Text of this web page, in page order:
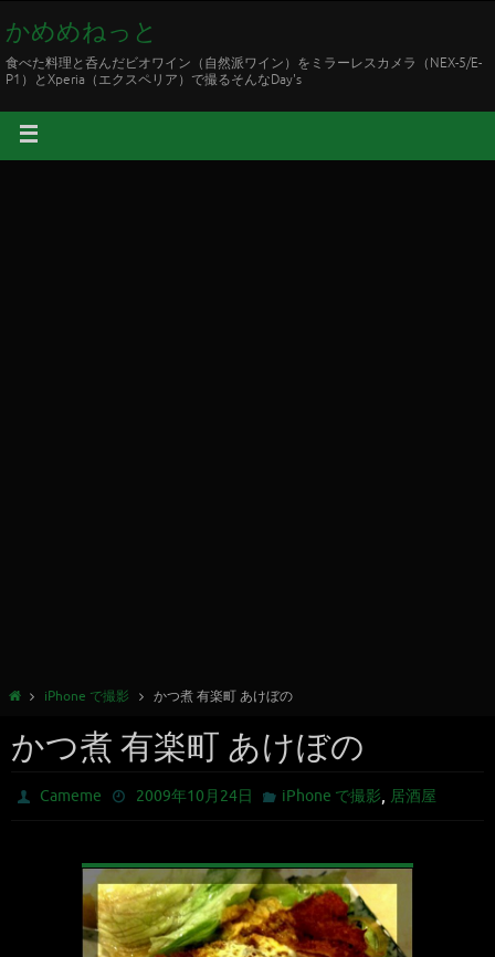
かめめねっと
食べた料理と呑んだビオワイン（自然派ワイン）をミラーレスカメラ（NEX-5/E-
P1）とXperia（エクスペリア）で撮るそんなDay's
iPhone で撮影 かつ煮 有楽町 あけぼの
かつ煮 有楽町 あけぼの
Cameme 2009年10月24日 iPhone で撮影, 居酒屋